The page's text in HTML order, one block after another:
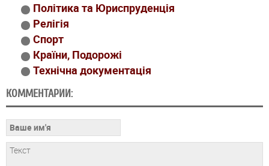
Політика та Юриспруденція
Релігія
Спорт
Країни, Подорожі
Технічна документація
КОММЕНТАРИИ: